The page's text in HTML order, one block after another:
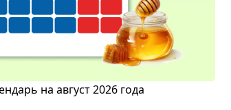
на август 2026 года